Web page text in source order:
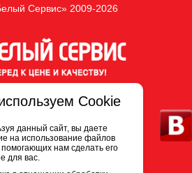
Сервис» 2009-2026
персональных данных
Cookie
данный сайт, вы даете
на использование файлов
нам сделать его
для вас.